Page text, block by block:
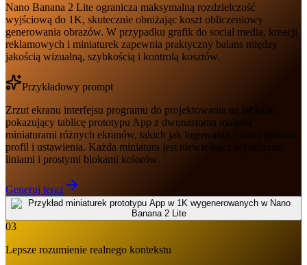
Nano Banana 2 Lite ogranicza maksymalną rozdzielczość
wyjściową do 1K, skutecznie obniżając koszt obliczeniowy
generowania obrazów. W przypadku grafik do social media, kreacji
reklamowych i miniaturek zapewnia praktyczny balans między
jakością wizualną, szybkością i kontrolą kosztów.
Przykładowy prompt
Zrzut ekranu interfejsu programu do projektowania na tablecie,
pokazujący tablicę prototypu App z dwunastoma małymi
miniaturami różnych ekranów, takich jak logowanie, strona główna,
profil i ustawienia. Każda miniatura jest niewielka, z wyraźnymi
liniami i prostymi blokami kolorów.
Generuj teraz
03
Lepsze rozumienie realnego kontekstu